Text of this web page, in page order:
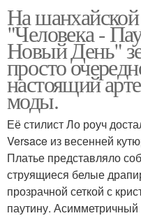
На
"Человека -
Новый День"
просто
настоящий
моды.
Её стилист Ло роуч
Versace из весенней
Платье представляло
струящиеся белые
прозрачной сеткой с
паутину. Асимметричный